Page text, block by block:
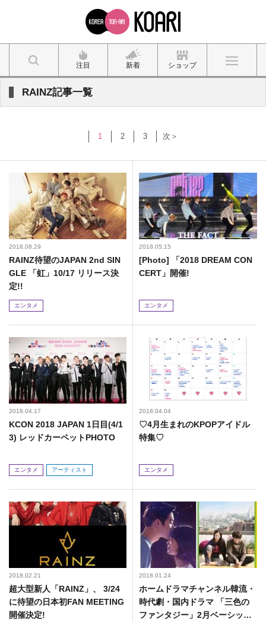
注目 新着 ショップ
RAINZ記事一覧
1 2 3 次＞
2018.08.29
RAINZ待望のJAPAN 2nd SIN
GLE 「虹」10/17 リリース決
定!!
エンタメ
2018.05.15
[Photo] 「2018 DREAM CON
CERT」開催!
エンタメ
2018.04.17
KCON 2018 JAPAN 1日目(4/1
3) レッドカーペットPHOTO
エンタメ アーティスト
2018.04.04
♡4月生まれのKPOPアイドル
特集♡
エンタメ
2018.02.21
超大型新人「RAINZ」、 3/24
に待望の日本初FAN MEETING
開催決定!
2018.01.24
ホームドラマチャンネル韓流・
時代劇・国内ドラマ 「三色の
ファンタジー」2月ベーシック